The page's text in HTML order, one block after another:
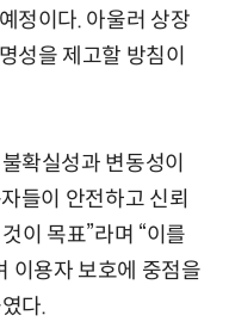
정이다. 아울러 상장
성을 제고할 방침이
확실성과 변동성이
들이 안전하고 신뢰
이 목표”라며 “이를
이용자 보호에 중점을
다.